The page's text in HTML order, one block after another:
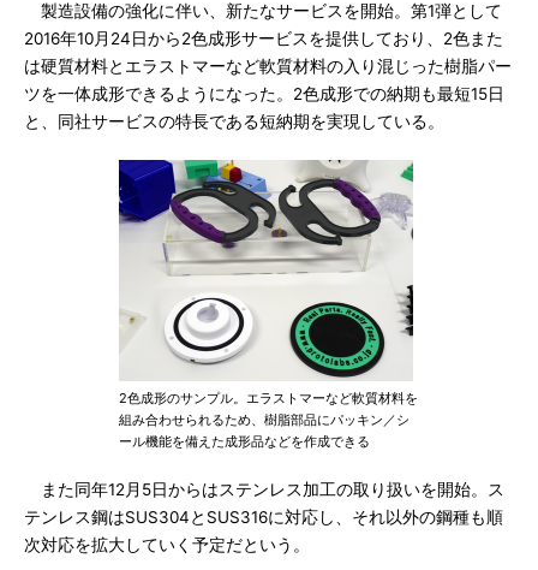
製造設備の強化に伴い、新たなサービスを開始。第1弾として
2016年10月24日から2色成形サービスを提供しており、2色また
は硬質材料とエラストマーなど軟質材料の入り混じった樹脂パー
ツを一体成形できるようになった。2色成形での納期も最短15日
と、同社サービスの特長である短納期を実現している。
2色成形のサンプル。エラストマーなど軟質材料を
組み合わせられるため、樹脂部品にパッキン／シ
ール機能を備えた成形品などを作成できる
また同年12月5日からはステンレス加工の取り扱いを開始。ス
テンレス鋼はSUS304とSUS316に対応し、それ以外の鋼種も順
次対応を拡大していく予定だという。